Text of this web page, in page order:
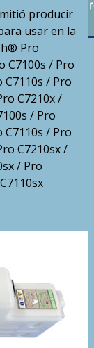
producir
usar en la
Pro
C7100s / Pro
C7110s / Pro
C7210x /
/ Pro
C7110s / Pro
C7210sx /
/ Pro